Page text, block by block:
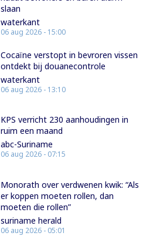
slaan
waterkant
06 aug 2026 - 15:00
Cocaïne verstopt in bevroren vissen
ontdekt bij douanecontrole
waterkant
06 aug 2026 - 13:10
KPS verricht 230 aanhoudingen in
ruim een maand
abc-Suriname
06 aug 2026 - 07:15
Monorath over verdwenen kwik: “Als
er koppen moeten rollen, dan
moeten die rollen”
suriname herald
06 aug 2026 - 05:01